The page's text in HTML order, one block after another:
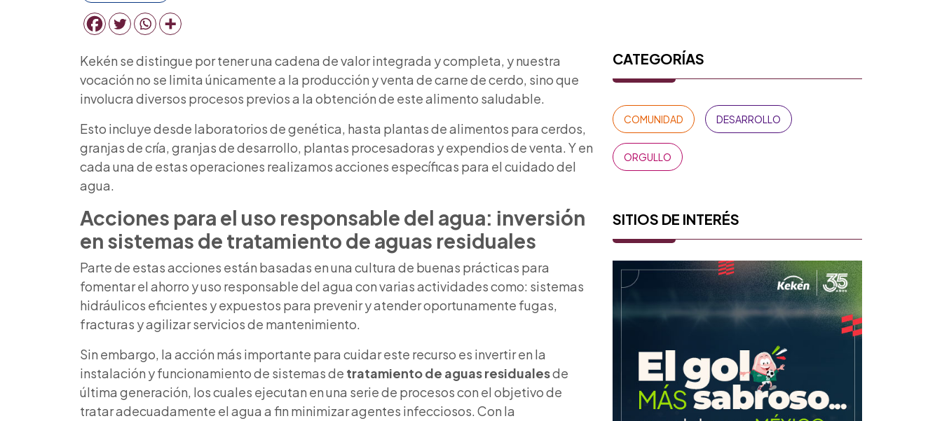
Kekén se distingue por tener una cadena de valor integrada y completa, y nuestra
vocación no se limita únicamente a la producción y venta de carne de cerdo, sino que
involucra diversos procesos previos a la obtención de este alimento saludable.
Esto incluye desde laboratorios de genética, hasta plantas de alimentos para cerdos,
granjas de cría, granjas de desarrollo, plantas procesadoras y expendios de venta. Y en
cada una de estas operaciones realizamos acciones específicas para el cuidado del
agua.
Acciones para el uso responsable del agua: inversión
en sistemas de tratamiento de aguas residuales
Parte de estas acciones están basadas en una cultura de buenas prácticas para
fomentar el ahorro y uso responsable del agua con varias actividades como: sistemas
hidráulicos eficientes y expuestos para prevenir y atender oportunamente fugas,
fracturas y agilizar servicios de mantenimiento.
Sin embargo, la acción más importante para cuidar este recurso es invertir en la
instalación y funcionamiento de sistemas de tratamiento de aguas residualesde
última generación, los cuales ejecutan en una serie de procesos con el objetivo de
tratar adecuadamente el agua a fin minimizar agentes infecciosos. Con la
CATEGORÍAS
COMUNIDAD DESARROLLO
ORGULLO
SITIOS DE INTERÉS